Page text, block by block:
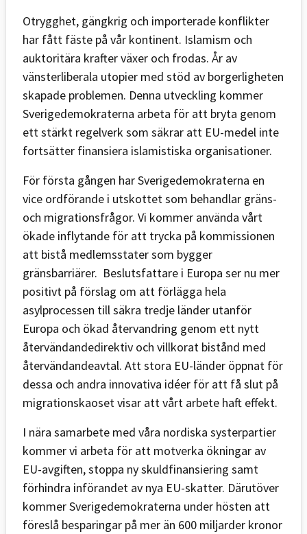
Otrygghet, gängkrig och importerade konflikter
har fått fäste på vår kontinent. Islamism och
auktoritära krafter växer och frodas. År av
vänsterliberala utopier med stöd av borgerligheten
skapade problemen. Denna utveckling kommer
Sverigedemokraterna arbeta för att bryta genom
ett stärkt regelverk som säkrar att EU-medel inte
fortsätter finansiera islamistiska organisationer.
För första gången har Sverigedemokraterna en
vice ordförande i utskottet som behandlar gräns-
och migrationsfrågor. Vi kommer använda vårt
ökade inflytande för att trycka på kommissionen
att bistå medlemsstater som bygger
gränsbarriärer. Beslutsfattare i Europa ser nu mer
positivt på förslag om att förlägga hela
asylprocessen till säkra tredje länder utanför
Europa och ökad återvandring genom ett nytt
återvändandedirektiv och villkorat bistånd med
återvändandeavtal. Att stora EU-länder öppnat för
dessa och andra innovativa idéer för att få slut på
migrationskaoset visar att vårt arbete haft effekt.
I nära samarbete med våra nordiska systerpartier
kommer vi arbeta för att motverka ökningar av
EU-avgiften, stoppa ny skuldfinansiering samt
förhindra införandet av nya EU-skatter. Därutöver
kommer Sverigedemokraterna under hösten att
föreslå besparingar på mer än 600 miljarder kronor